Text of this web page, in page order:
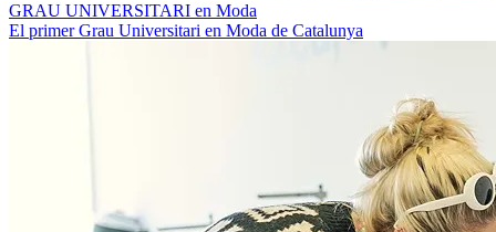
GRAU UNIVERSITARI en Moda
El primer Grau Universitari en Moda de Catalunya